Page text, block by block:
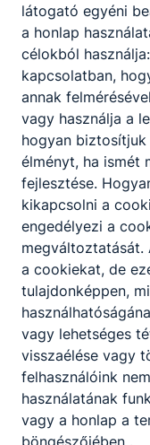
telepít,
webes
asztali
fejleszt;
támogató
erőforrást
5 éves
oktatott első
angol. A
fogyatékos,
látogató egyéni
a honlap
célokból
kapcsolatban,
annak
vagy használja a
hogyan
élményt, ha ismét
fejlesztése.
kikapcsolni a
engedélyezi a
megváltoztatását.
a cookiekat, de
tulajdonképpen,
vagy lehetséges
visszaélése vagy
felhasználóink
használatának
vagy a honlap a
böngészőjében .